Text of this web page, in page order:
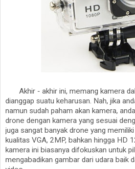
Akhir - akhir ini, memang kamera
dianggap suatu keharusan. Nah, jika
namun sudah paham akan kamera,
drone dengan kamera yang sesuai
juga sangat banyak drone yang
kualitas VGA, 2MP, bahkan hingga HD
kamera ini biasanya difokuskan untuk
mengabadikan gambar dari udara baik